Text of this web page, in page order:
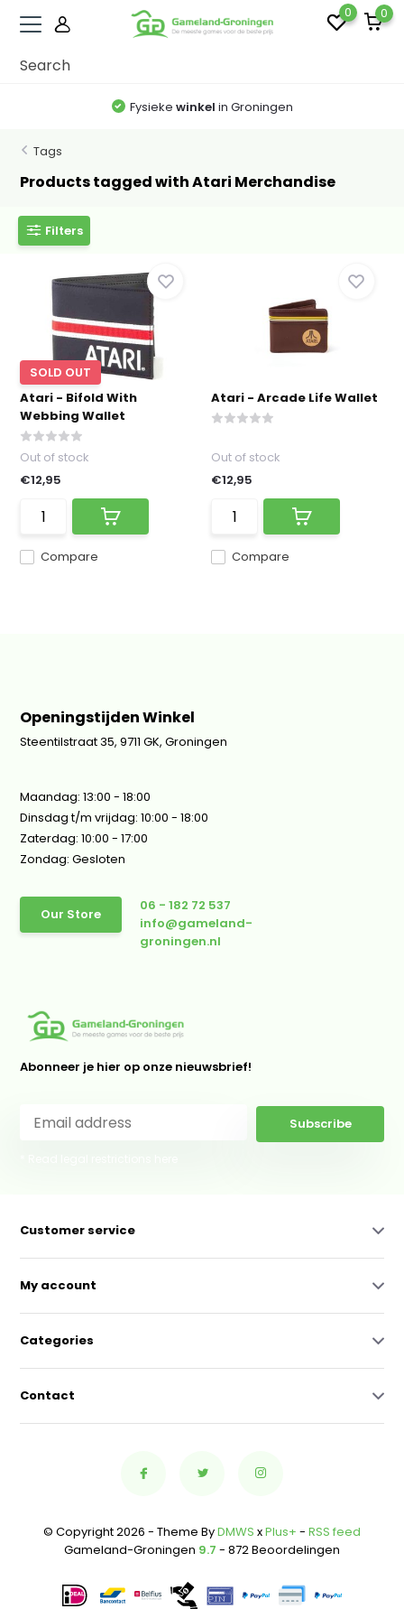
0 0
Fysieke winkel in Groningen
Tags
Products tagged with Atari Merchandise
Filters
SOLD OUT
Atari - Bifold With
Webbing Wallet
Compare
Out of stock
€12,95
Atari - Arcade Life Wallet
Compare
Out of stock
€12,95
Openingstijden Winkel
Steentilstraat 35, 9711 GK, Groningen
Maandag: 13:00 - 18:00
Dinsdag t/m vrijdag: 10:00 - 18:00
Zaterdag: 10:00 - 17:00
Zondag: Gesloten
Our Store
06 - 182 72 537
info@gameland-
groningen.nl
Abonneer je hier op onze nieuwsbrief!
Subscribe
Customer service
My account
Categories
Contact
© Copyright 2026 - Theme ByDMWS xPlus+ - RSS feed
Gameland-Groningen 9.7 - 872 Beoordelingen